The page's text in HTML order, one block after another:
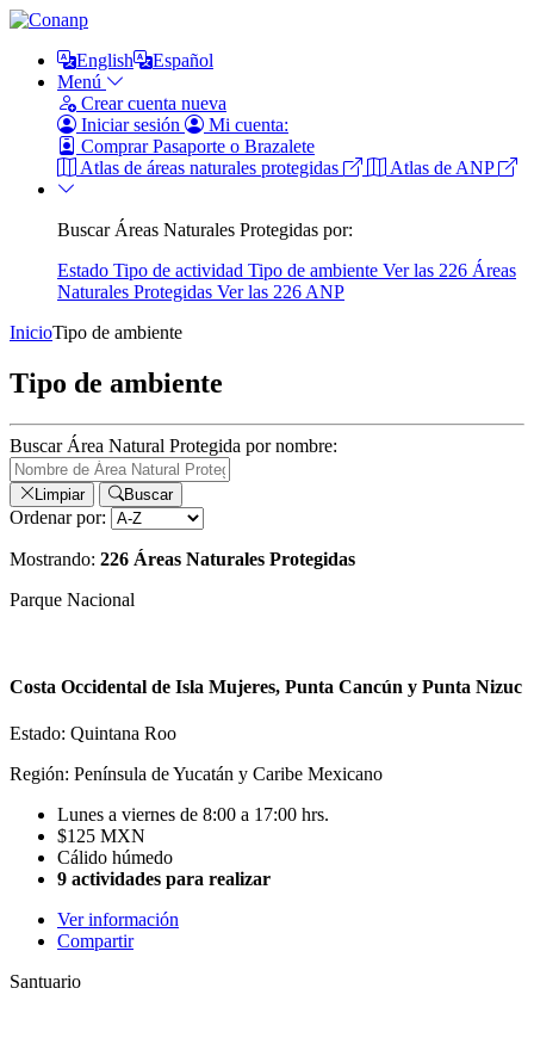
English
Español
Menú
Crear cuenta nueva
Iniciar sesión
Mi cuenta:
Comprar Pasaporte o Brazalete
Atlas de áreas naturales protegidas
Atlas de ANP
Buscar Áreas Naturales Protegidas por:
Estado Tipo de actividad Tipo de ambiente Ver las 226 Áreas
Naturales Protegidas Ver las 226 ANP
InicioTipo de ambiente
Tipo de ambiente
Buscar Área Natural Protegida por nombre:
Limpiar Buscar
Ordenar por:
Mostrando: 226 Áreas Naturales Protegidas
Parque Nacional
Costa Occidental de Isla Mujeres, Punta Cancún y Punta Nizuc
Estado: Quintana Roo
Región: Península de Yucatán y Caribe Mexicano
Lunes a viernes de 8:00 a 17:00 hrs.
$125 MXN
Cálido húmedo
9 actividades para realizar
Ver información
Compartir
Santuario